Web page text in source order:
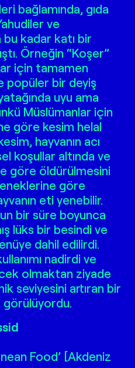
bağlamında, gıda
ve
bu kadar katı bir
Örneğin “Koşer”
için tamamen
popüler bir deyiş
uyu ama
Müslümanlar için
göre kesim helal
hayvanın acı
koşullar altında ve
göre öldürülmesini
göre
eti yenebilir.
bir süre boyunca
lüks bir besindi ve
dahil edilirdi.
nadirdi ve
olmaktan ziyade
seviyesini artıran bir
Food’ [Akdeniz